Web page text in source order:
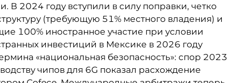
В 2024 году вступили в силу поправки, четко
(требующую 51% местного владения) и
100% иностранное участие при условии
инвестиций в Мексике в 2026 году
«национальная безопасность»: спор 2023
чипов для 6G показал расхождение